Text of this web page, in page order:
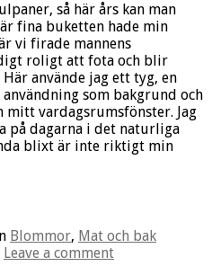
så här års kan man
fina buketten hade min
vi firade mannens
roligt att fota och blir
använde jag ett tyg, en
som bakgrund och
vardagsrumsfönster. Jag
på dagarna i det naturliga
blixt är inte riktigt min
Blommor, Mat och bak
Leave a comment